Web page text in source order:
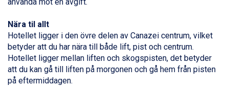
Fieberbrunn från 9.645 kr.
Wagrain från 7.095 kr.
Val Thorens från 8.395 kr.
St. Anton från 11.245 kr.
Zell am See från 6.295 kr.
Canazei från 7.195 kr.
Livigno från 5.595 kr.
Nära til allt
Hotellet ligger i den övre delen av Canazei centrum, vilket
betyder att du har nära till både lift, pist och centrum.
Hotellet ligger mellan liften och skogspisten, det betyder
att du kan gå till liften på morgonen och gå hem från pisten
på eftermiddagen.